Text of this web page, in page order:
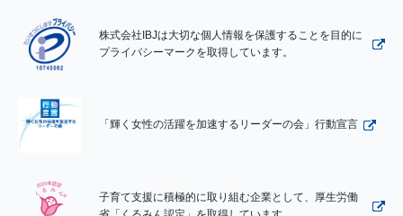
株式会社IBJは大切な個人情報を保護することを目的に
プライバシーマークを取得しています。
「輝く女性の活躍を加速するリーダーの会」行動宣言
子育て支援に積極的に取り組む企業として、厚生労働